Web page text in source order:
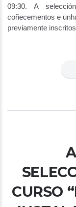
09:30. A
coñecementos e
previamente
CURSO